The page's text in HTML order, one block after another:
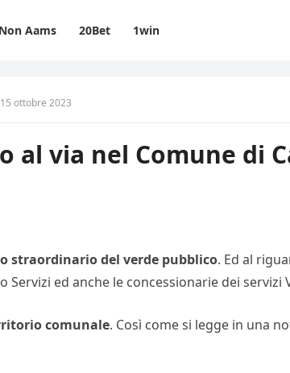
Aams 20Bet 1win
ottobre 2023
al via nel Comune di
straordinario del verde pubblico. Ed al
ed anche le concessionarie dei servizi
comunale. Così come si legge in una